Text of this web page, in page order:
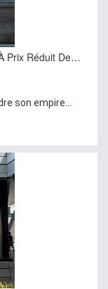
Prix Réduit De…
son empire...